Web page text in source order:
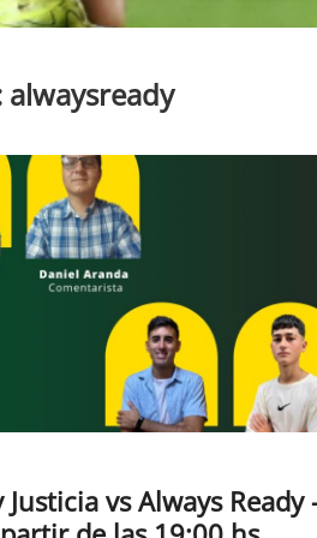
alwaysready
Justicia vs Always Ready